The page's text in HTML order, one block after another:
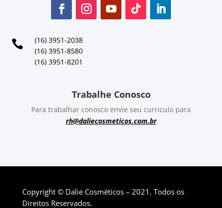

(16) 3951-2038
(16) 3951-8580
(16) 3951-8201
Trabalhe Conosco
Para trabalhar conosco envie seu curriculo para
rh@daliecosmeticos.com.br
Copyright © Dalie Cosméticos – 2021. Todos os
Direitos Reservados.